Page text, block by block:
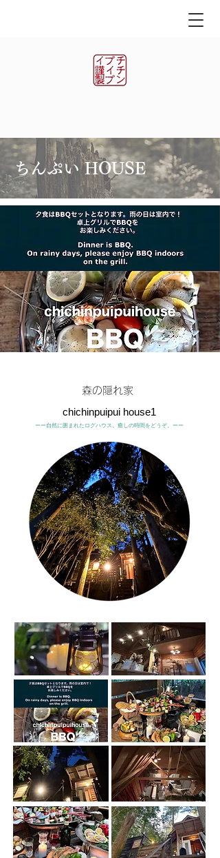
ちんぷい HOUSE
森の隠れ家
chichinpuipui house1
ーー自然に囲まれたログハウス。癒しの時間をどうぞ。ーー